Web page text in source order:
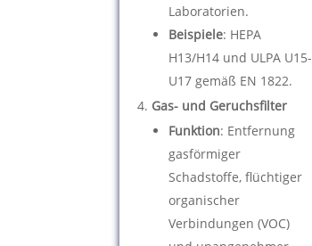
Laboratorien.
Beispiele: HEPA
H13/H14 und ULPA U15-
U17 gemäß EN 1822.
Gas- und Geruchsfilter
Funktion: Entfernung
gasförmiger
Schadstoffe, flüchtiger
organischer
Verbindungen (VOC)